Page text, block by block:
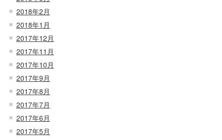
2018年2月
2018年1月
2017年12月
2017年11月
2017年10月
2017年9月
2017年8月
2017年7月
2017年6月
2017年5月